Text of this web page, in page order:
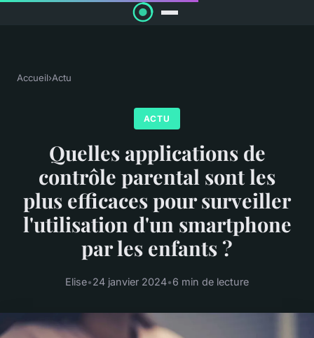
Accueil›Actu
ACTU
Quelles applications de
contrôle parental sont les
plus efficaces pour surveiller
l'utilisation d'un smartphone
par les enfants ?
Elise•24 janvier 2024•6 min de lecture